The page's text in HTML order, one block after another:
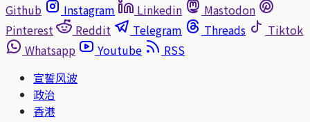
Github
Instagram Linkedin
Mastodon
Pinterest
Reddit Telegram Threads
Tiktok
Whatsapp
Youtube
RSS
宣誓风波
政治
香港